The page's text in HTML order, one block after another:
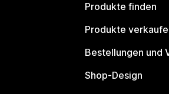
Produkte finden
Produkte
Bestellungen und
Shop-Design